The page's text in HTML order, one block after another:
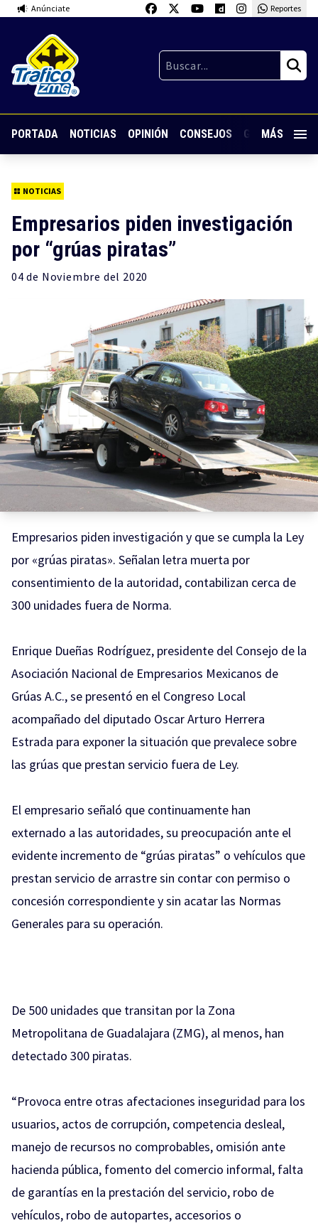
Anúnciate Reportes
PORTADA NOTICIAS OPINIÓN CONSEJOS GUARDIA
MÁS
NOTICIAS
Empresarios piden investigación
por “grúas piratas”
04 de Noviembre del 2020
Empresarios piden investigación y que se cumpla la Ley
por «grúas piratas». Señalan letra muerta por
consentimiento de la autoridad, contabilizan cerca de
300 unidades fuera de Norma.
Enrique Dueñas Rodríguez, presidente del Consejo de la
Asociación Nacional de Empresarios Mexicanos de
Grúas A.C., se presentó en el Congreso Local
acompañado del diputado Oscar Arturo Herrera
Estrada para exponer la situación que prevalece sobre
las grúas que prestan servicio fuera de Ley.
El empresario señaló que continuamente han
externado a las autoridades, su preocupación ante el
evidente incremento de “grúas piratas” o vehículos que
prestan servicio de arrastre sin contar con permiso o
concesión correspondiente y sin acatar las Normas
Generales para su operación.
De 500 unidades que transitan por la Zona
Metropolitana de Guadalajara (ZMG), al menos, han
detectado 300 piratas.
“Provoca entre otras afectaciones inseguridad para los
usuarios, actos de corrupción, competencia desleal,
manejo de recursos no comprobables, omisión ante
hacienda pública, fomento del comercio informal, falta
de garantías en la prestación del servicio, robo de
vehículos, robo de autopartes, accesorios o